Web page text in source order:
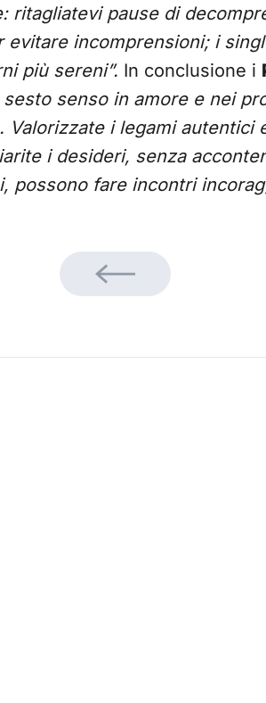
ritagliatevi pause di
evitare incomprensioni; i
più sereni”. In conclusione i
senso in amore e nei
Valorizzate i legami autentici
i desideri, senza
possono fare incontri